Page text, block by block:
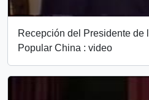
Recepción del Presidente de
Popular China : video